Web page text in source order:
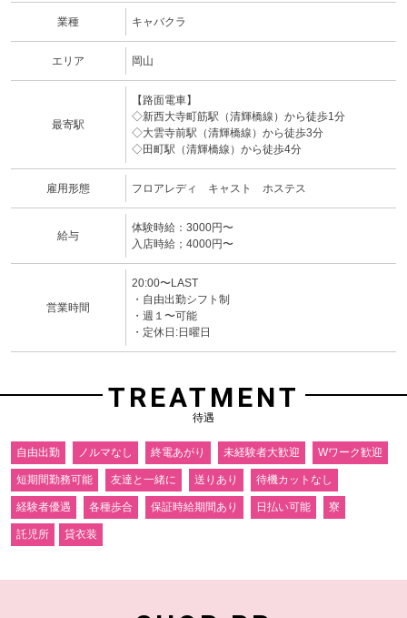
業種 キャバクラ
エリア 岡山
最寄駅
【路面電車】
◇新西大寺町筋駅（清輝橋線）から徒歩1分
◇大雲寺前駅（清輝橋線）から徒歩3分
◇田町駅（清輝橋線）から徒歩4分
雇用形態 フロアレディ キャスト ホステス
給与
体験時給：3000円〜
入店時給；4000円〜
営業時間
20:00〜LAST
・自由出勤シフト制
・週１〜可能
・定休日:日曜日
TREATMENT
待遇
自由出勤 ノルマなし 終電あがり 未経験者大歓迎 Wワーク歓迎
短期間勤務可能 友達と一緒に 送りあり 待機カットなし
経験者優遇 各種歩合 保証時給期間あり 日払い可能 寮
託児所 貸衣装